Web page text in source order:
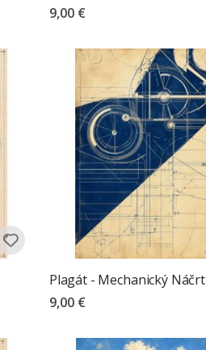
9,00 €
Plagát - Mechanický Náčrt
9,00 €